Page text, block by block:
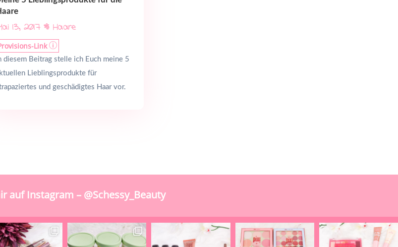
13, 2017| Haare
Linkp
diesem Beitrag stelle ich Euch meine 5
Lieblingsprodukte für
und geschädigtes Haar vor.
auf Instagram – @Schessy_Beauty